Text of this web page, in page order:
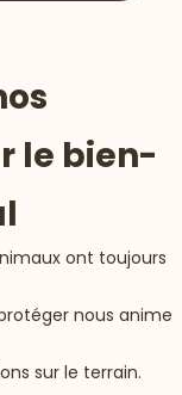
le bien-
ont toujours
nous anime
sur le terrain.